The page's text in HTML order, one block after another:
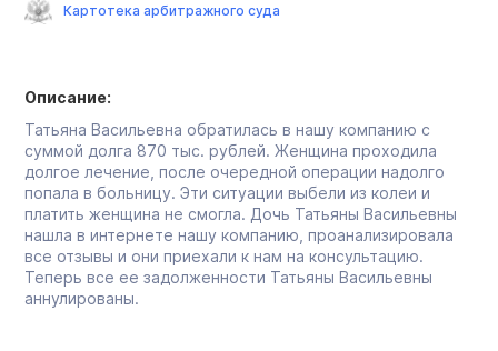
Описание:
Татьяна Васильевна обратилась в нашу компанию с
суммой долга 870 тыс. рублей. Женщина проходила
долгое лечение, после очередной операции надолго
попала в больницу. Эти ситуации выбели из колеи и
платить женщина не смогла. Дочь Татьяны Васильевны
нашла в интернете нашу компанию, проанализировала
все отзывы и они приехали к нам на консультацию.
Теперь все ее задолженности Татьяны Васильевны
аннулированы.
Картотека арбитражного суда